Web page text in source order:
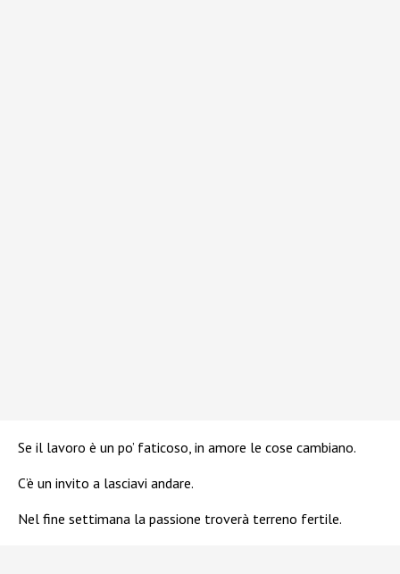
Se il lavoro è un po’ faticoso, in amore le cose cambiano.
C’è un invito a lasciavi andare.
Nel fine settimana la passione troverà terreno fertile.